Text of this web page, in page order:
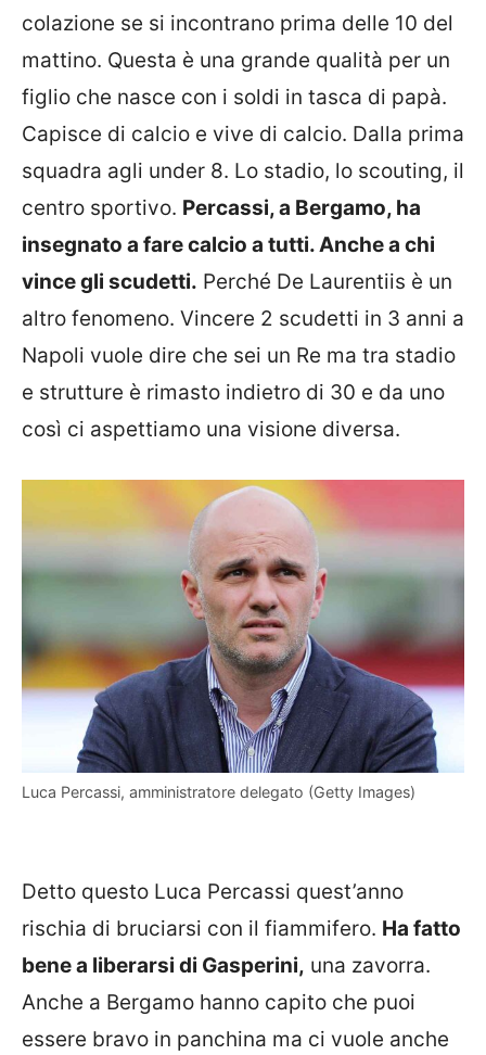
colazione se si incontrano prima delle 10 del
mattino. Questa è una grande qualità per un
figlio che nasce con i soldi in tasca di papà.
Capisce di calcio e vive di calcio. Dalla prima
squadra agli under 8. Lo stadio, lo scouting, il
centro sportivo. Percassi, a Bergamo, ha
insegnato a fare calcio a tutti. Anche a chi
vince gli scudetti. Perché De Laurentiis è un
altro fenomeno. Vincere 2 scudetti in 3 anni a
Napoli vuole dire che sei un Re ma tra stadio
e strutture è rimasto indietro di 30 e da uno
così ci aspettiamo una visione diversa.
Luca Percassi, amministratore delegato (Getty Images)
Detto questo Luca Percassi quest’anno
rischia di bruciarsi con il fiammifero. Ha fatto
bene a liberarsi di Gasperini, una zavorra.
Anche a Bergamo hanno capito che puoi
essere bravo in panchina ma ci vuole anche